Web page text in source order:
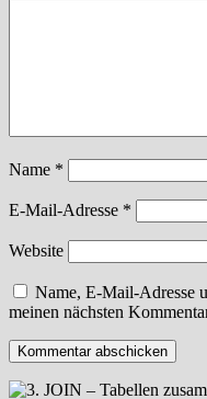
Name *
E-Mail-Adresse *
Website
Name, E-Mail-Adresse
meinen nächsten